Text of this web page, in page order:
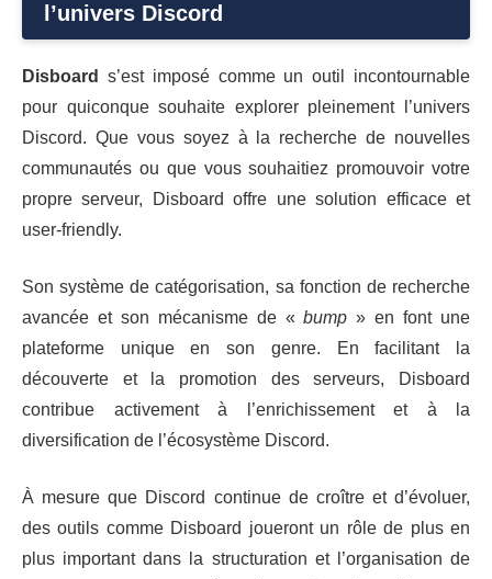
l’univers Discord
Disboard
s’est imposé comme un outil incontournable
pour quiconque souhaite explorer pleinement l’univers
Discord. Que vous soyez à la recherche de nouvelles
communautés ou que vous souhaitiez promouvoir votre
propre serveur, Disboard offre une solution efficace et
user-friendly.
Son système de catégorisation, sa fonction de recherche
avancée et son mécanisme de «bump » en font une
plateforme unique en son genre. En facilitant la
découverte et la promotion des serveurs, Disboard
contribue activement à l’enrichissement et à la
diversification de l’écosystème Discord.
À mesure que Discord continue de croître et d’évoluer,
des outils comme Disboard joueront un rôle de plus en
plus important dans la structuration et l’organisation de